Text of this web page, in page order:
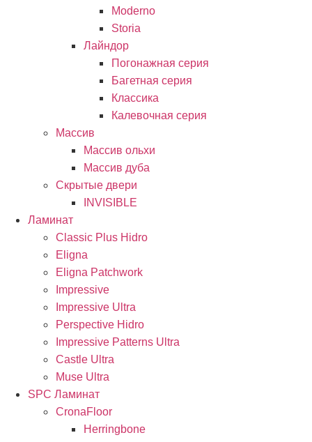
Moderno
Storia
Лайндор
Погонажная серия
Багетная серия
Классика
Калевочная серия
Массив
Массив ольхи
Массив дуба
Скрытые двери
INVISIBLE
Ламинат
Classic Plus Hidro
Eligna
Eligna Patchwork
Impressive
Impressive Ultra
Perspective Hidro
Impressive Patterns Ultra
Castle Ultra
Muse Ultra
SPC Ламинат
CronaFloor
Herringbone